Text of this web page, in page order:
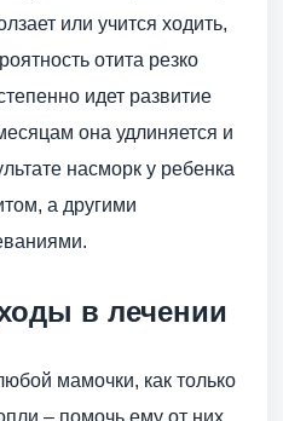
или учится ходить,
отита резко
идет развитие
она удлиняется и
насморк у ребенка
а другими
в лечении
мамочки, как только
– помочь ему от них